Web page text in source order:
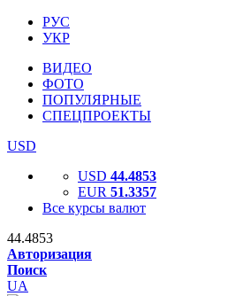
РУС
УКР
ВИДЕО
ФОТО
ПОПУЛЯРНЫЕ
СПЕЦПРОЕКТЫ
USD
USD 44.4853
EUR 51.3357
Все курсы валют
44.4853
Авторизация
Поиск
UA